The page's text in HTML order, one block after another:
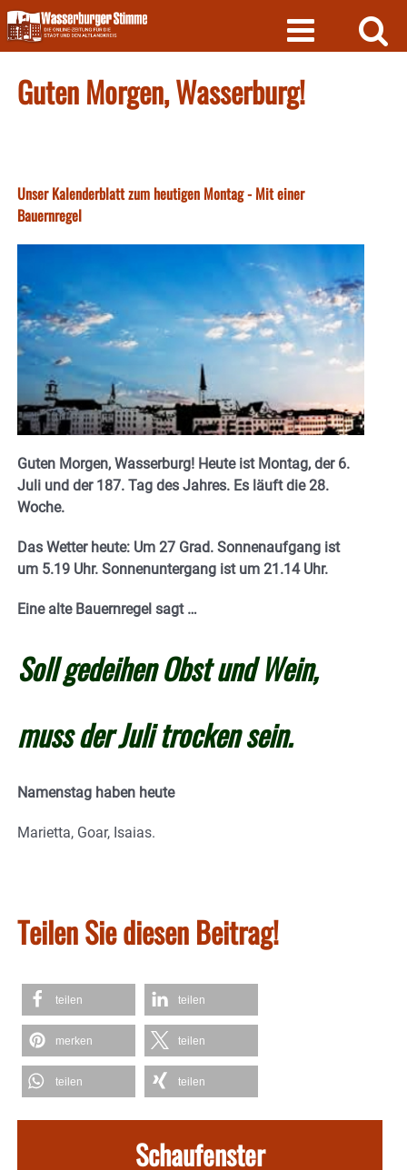
Skip
to
content
Guten Morgen, Wasserburg!
Unser Kalenderblatt zum heutigen Montag - Mit einer
Bauernregel
Guten Morgen, Wasserburg! Heute ist Montag, der 6.
Juli und der 187. Tag des Jahres. Es läuft die 28.
Woche.
Das Wetter heute: Um 27 Grad. Sonnenaufgang ist
um 5.19 Uhr. Sonnenuntergang ist um 21.14 Uhr.
Eine alte Bauernregel sagt …
Soll gedeihen Obst und Wein,
muss der Juli trocken sein.
Namenstag haben heute
Marietta, Goar, Isaias.
Teilen Sie diesen Beitrag!
teilen teilen
merken teilen
teilen teilen
Schaufenster